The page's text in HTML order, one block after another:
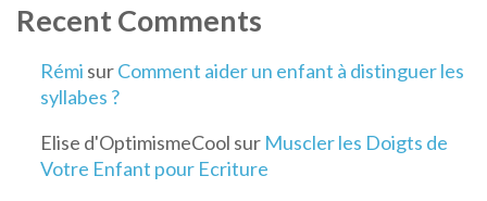
Recent Comments
Rémi surComment aider un enfant à distinguer les
syllabes ?
Elise d'OptimismeCool sur Muscler les Doigts de
Votre Enfant pour Ecriture